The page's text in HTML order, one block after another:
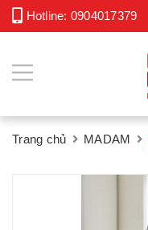
Hotline: 0904017379
Trang chủ MADAM